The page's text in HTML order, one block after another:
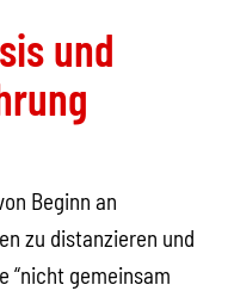
und
Beginn an
zu distanzieren und
“nicht gemeinsam